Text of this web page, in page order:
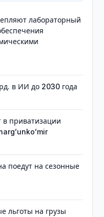
лабораторный
в ИИ до 2030 года
в приватизации
поедут на сезонные
льготы на грузы